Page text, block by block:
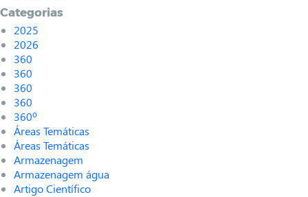
Categorias
2025
2026
360
360
360
360
360º
Áreas Temáticas
Áreas Temáticas
Armazenagem
Armazenagem água
Artigo Científico